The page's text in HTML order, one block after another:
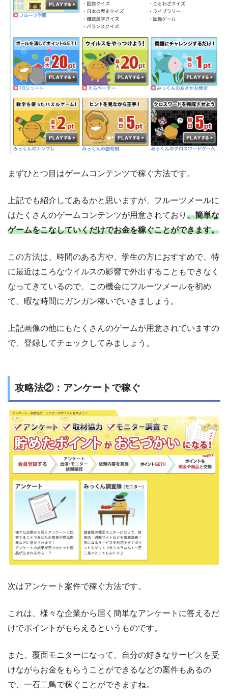
まずひとつ目はゲームコンテンツで稼ぐ方法です。
上記でも紹介してあるかと思いますが、フルーツメールに
はたくさんのゲームコンテンツが用意されており 、簡単な
ゲームをこなしていくだけでお金を稼ぐことができます。
この方法は、時間のある方や、学生の方におすすめで、特
に最近はころなウイルスの影響で外出することもできなく
なってきているので、この機会にフルーツメールを初め
て、暇な時間にガンガン稼いでいきましょう。
上記画像の他にもたくさんのゲームが用意されていますの
で、登録してチェックしてみましょう。
攻略法②：アンケートで稼ぐ
次はアンケート案件で稼ぐ方法です。
これは、様々な企業から届く簡単なアンケートに答えるだ
けでポイントがもらえるというものです。
また、覆面モニターになって、自分の好きなサービスを受
けながらお金をもらうことができるなどの案件もあるの
で、一石二鳥で稼ぐことができますね。